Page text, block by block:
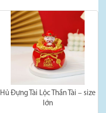
Hủ Đựng Tài Lộc Thần Tài – size
lớn